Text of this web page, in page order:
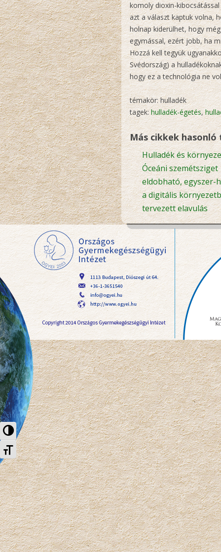
Nagy kontraszt váltása
Betűméret váltása
komoly dioxin-
azt a választ kaptuk volna,
holnap kiderülhet, hogy
egymással, ezért jobb, ha
Hozzá kell tegyük
Svédország) a
hogy ez a technológia ne
témakör: hulladék
tagek:hulladék-égetés,
Más cikkek hasonló
Hulladék és
Óceáni szemétsziget
eldobható, egyszer-
a digitális
tervezett elavulás